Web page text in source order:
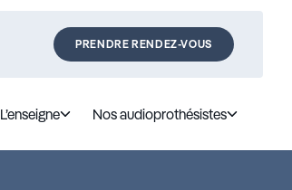
PRENDRE RENDEZ-VOUS
L’enseigne Nos audioprothésistes